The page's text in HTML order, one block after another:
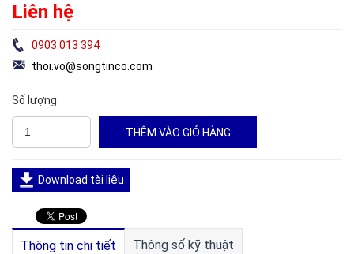
Liên hệ
0903 013 394
thoi.vo@songtinco.com
Số lượng
Download tài liệu
Thông tin chi tiết Thông số kỹ thuật